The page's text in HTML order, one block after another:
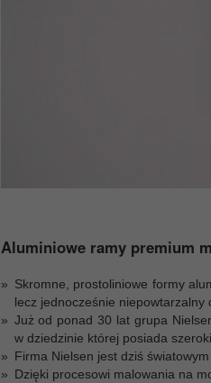
Aluminiowe ramy premium
Skromne, prostoliniowe formy
lecz jednocześnie niepowtarzalny
Już od ponad 30 lat grupa
w dziedzinie której posiada
Firma Nielsen jest dziś
Dzięki procesowi malowania na